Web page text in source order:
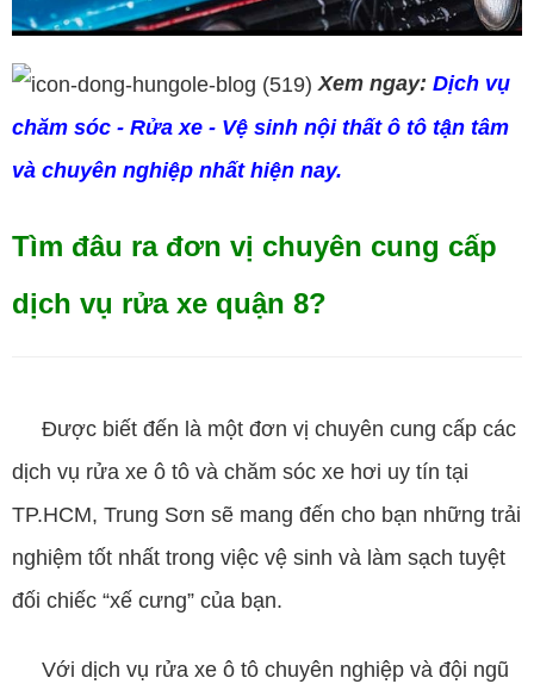
Xem ngay: Dịch vụ
chăm sóc - Rửa xe - Vệ sinh nội thất ô tô tận tâm
và chuyên nghiệp nhất hiện nay.
Tìm đâu ra đơn vị chuyên cung cấp
dịch vụ rửa xe quận 8?
Được biết đến là một đơn vị chuyên cung cấp các
dịch vụ rửa xe ô tô và chăm sóc xe hơi uy tín tại
TP.HCM, Trung Sơn sẽ mang đến cho bạn những trải
nghiệm tốt nhất trong việc vệ sinh và làm sạch tuyệt
đối chiếc “xế cưng” của bạn.
Với dịch vụ rửa xe ô tô chuyên nghiệp và đội ngũ